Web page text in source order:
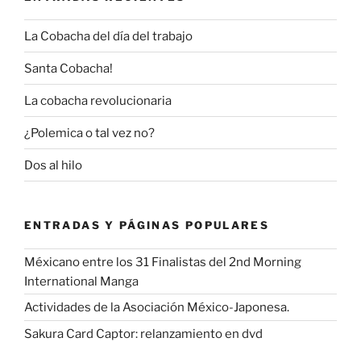
La Cobacha del día del trabajo
Santa Cobacha!
La cobacha revolucionaria
¿Polemica o tal vez no?
Dos al hilo
ENTRADAS Y PÁGINAS POPULARES
Méxicano entre los 31 Finalistas del 2nd Morning
International Manga
Actividades de la Asociación México-Japonesa.
Sakura Card Captor: relanzamiento en dvd